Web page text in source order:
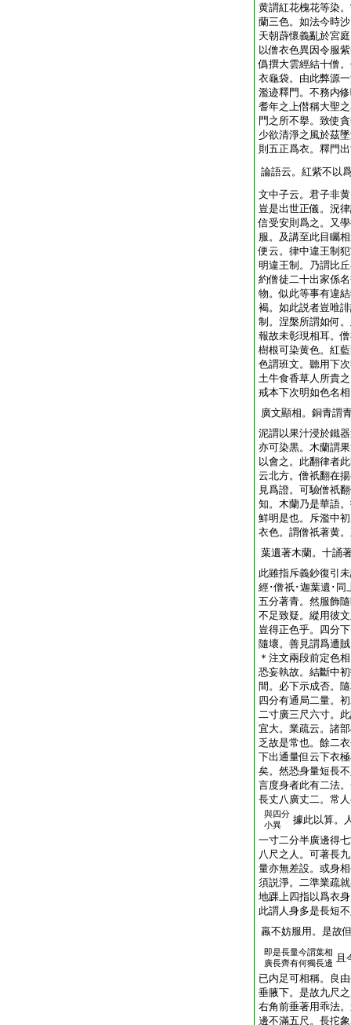
黄謂紅花槐花等染
蘭三色。如法今時
天朝薜懷義亂於宮
以僧衣色異因令服
僞撰大雲經結十僧
衣龜袋。由此弊源
濫迹釋門。不務内
耆年之上僣稱大聖
門之所不擧。致使
少欲清淨之風於茲
則五正爲衣。釋門
論語云。紅紫不以
文中子云。君子非
豈是出世正儀。況
信受安則爲之。又
服。及講至此目矚
便云。律中違王制
明違王制。乃謂比
約僧徒二十出家係
物。似此等事有違
褐。如此説者豈唯
制。涅槃所謂如何
報故未彰現相耳。
樹根可染黄色。紅
色謂班文。聽用下
土牛食香草人所貴
戒本下次明如色名
廣文顯相。銅青謂
泥謂以果汁浸於鐵
亦可染黒。木蘭謂
以會之。此翻律者
云北方。僧祇翻在
見爲證。可驗僧祇
知。木蘭乃是華語
鮮明是也。斥濫中
衣色。謂僧祇著黄
葉遺著木蘭。十誦
此雖指斥義鈔復引
經･僧祇･迦葉遺･同
五分著青。然服飾
不足致疑。縱用彼
豈得正色乎。四分
隨壞。善見謂爲遭
＊注文兩段前定色
恐妄執故。結斷中
間。必下示成否。
四分有通局二量。
二寸廣三尺六寸。
宜大。業疏云。諸
乏故是常也。餘二
下出通量但云下衣
矣。然恐身量短長
言度身者此有二法
長丈八廣丈二。常
與四分
小異
據此以算。
一寸二分半廣邊得
八尺之人。可著長
量亦無差設。或身
須説淨。二準業疏
地踝上四指以爲衣
此謂人身多是長短
羸不妨服用。是故
即是長量今謂葉相
廣長齊有何獨長邊
且
已内足可相稱。良
垂腋下。是故九尺
右角前垂著用乖法
邊不滿五尺。長拕